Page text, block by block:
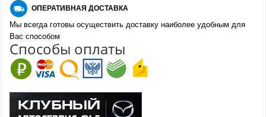
ОПЕРАТИВНАЯ ДОСТАВКА
Мы всегда готовы осуществить доставку наиболее удобным для
Вас способом
Способы оплаты